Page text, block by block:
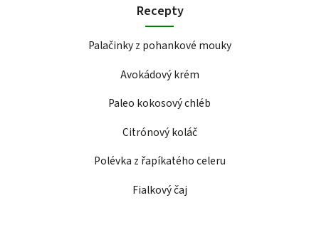
Recepty
Palačinky z pohankové mouky
Avokádový krém
Paleo kokosový chléb
Citrónový koláč
Polévka z řapíkatého celeru
Fialkový čaj